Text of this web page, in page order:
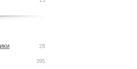
28
395